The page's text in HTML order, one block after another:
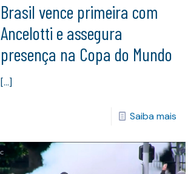
Brasil vence primeira com
Ancelotti e assegura
presença na Copa do Mundo
[…]
Saiba mais